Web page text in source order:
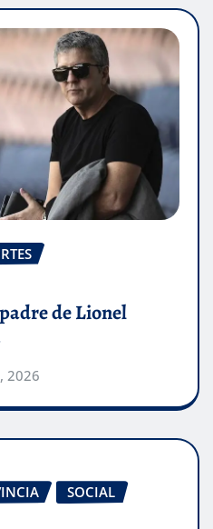
de Lionel
2026
SOCIAL